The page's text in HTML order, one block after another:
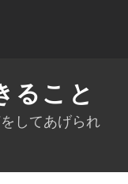
ること
してあげられ